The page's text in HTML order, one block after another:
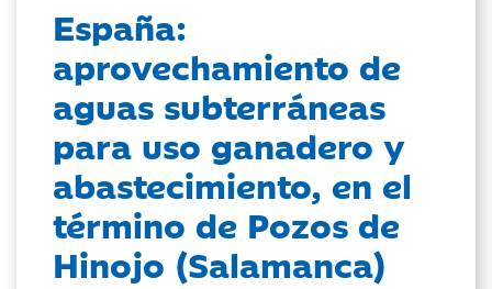
España:
aprovechamiento de
aguas subterráneas
para uso ganadero y
abastecimiento, en el
término de Pozos de
Hinojo (Salamanca)